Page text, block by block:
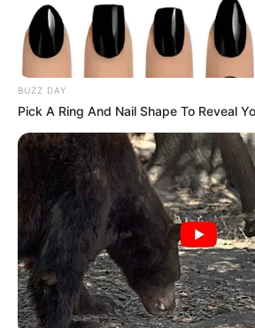
ന്യൂഡല്‍ഹി: ജെഎന്‍യുവില്‍
അനുകൂല പരിപാടി
രാജ്യവിരുദ്ധ മുദ്രാവാക്യം
സംഭവത്തില്‍ ഒളിവില്‍ പോയ
വിദ്യാര്‍ഥികള്‍ക്കെതിരേ
BUZZ DAY
Pick A Ring And Nail Shape To Reveal